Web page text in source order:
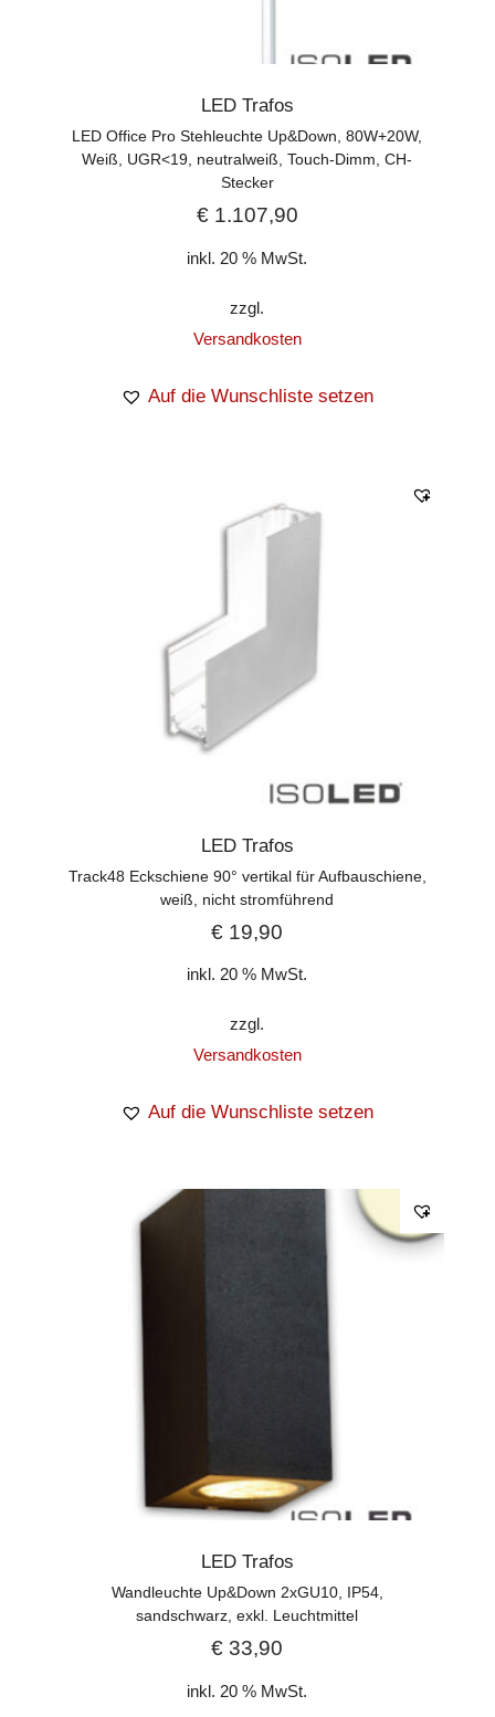
LED Trafos
LED Office Pro Stehleuchte Up&Down, 80W+20W,
Weiß, UGR<19, neutralweiß, Touch-Dimm, CH-
Stecker
€1.107,90
inkl. 20 % MwSt.
zzgl.
Versandkosten
Auf die Wunschliste setzen
LED Trafos
Track48 Eckschiene 90° vertikal für Aufbauschiene,
weiß, nicht stromführend
€ 19,90
inkl. 20 % MwSt.
zzgl.
Versandkosten
Auf die Wunschliste setzen
LED Trafos
Wandleuchte Up&Down 2xGU10, IP54,
sandschwarz, exkl. Leuchtmittel
€ 33,90
inkl. 20 % MwSt.